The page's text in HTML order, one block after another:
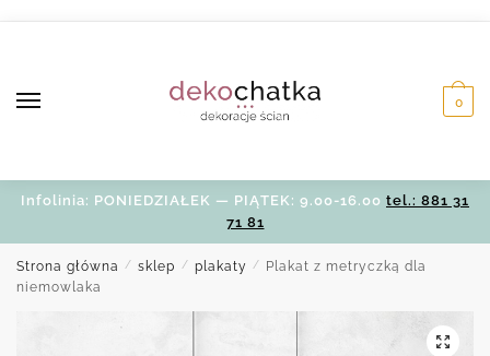
0
Infolinia: PONIEDZIAŁEK — PIĄTEK: 9.00-16.00 tel.: 881 31
71 81
Strona główna / sklep / plakaty /
Plakat z metryczką dla
niemowlaka